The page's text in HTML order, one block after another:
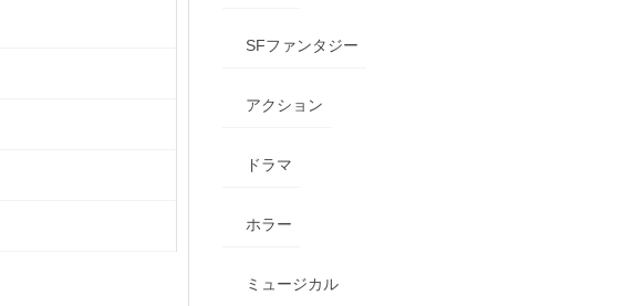
SFファンタジー
アクション
ドラマ
ホラー
ミュージカル